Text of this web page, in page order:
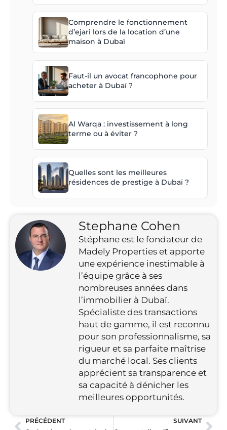
Comprendre le fonctionnement
d’ejari lors de la location d’une
maison à Dubaï
Faut-il un avocat francophone pour
acheter à Dubaï ?
Al Warqa : investissement à long
terme ou à éviter ?
Quelles sont les meilleures
résidences de prestige à Dubaï ?
Stephane Cohen
Stéphane est le fondateur de
Madely Properties et apporte
une expérience inestimable à
l’équipe grâce à ses
nombreuses années dans
l’immobilier à Dubaï.
Spécialiste des transactions
haut de gamme, il est reconnu
pour son professionnalisme, sa
rigueur et sa parfaite maîtrise
du marché local. Ses clients
apprécient sa transparence et
sa capacité à dénicher les
meilleures opportunités.
PRÉCÉDENT SUIVANT